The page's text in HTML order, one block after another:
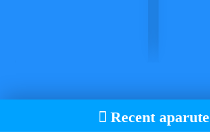
Recent aparute